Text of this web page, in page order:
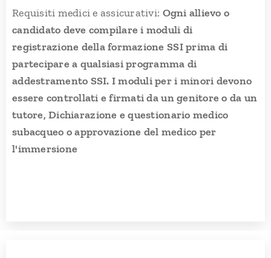
Requisiti medici e assicurativi: Ogni allievo o
candidato deve compilare i moduli di
registrazione della formazione SSI prima di
partecipare a qualsiasi programma di
addestramento SSI. I moduli per i minori devono
essere controllati e firmati da un genitore o da un
tutore,Dichiarazione e questionario medico
subacqueo o approvazione del medico per
l'immersione